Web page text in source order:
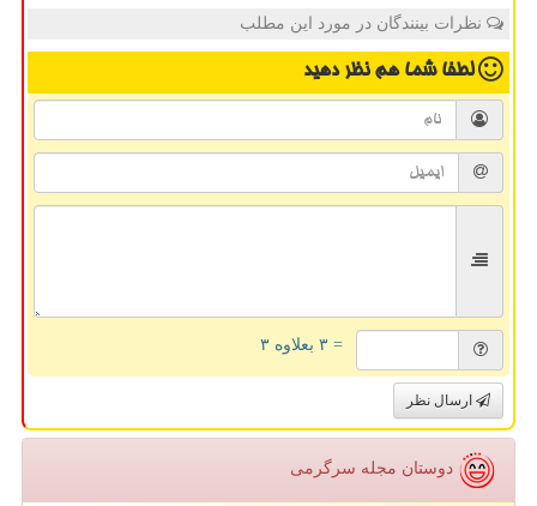
نظرات بینندگان در مورد این مطلب
لطفا شما همنظر دهید
= ۳ بعلاوه ۳
ارسال نظر
دوستان مجله سرگرمی